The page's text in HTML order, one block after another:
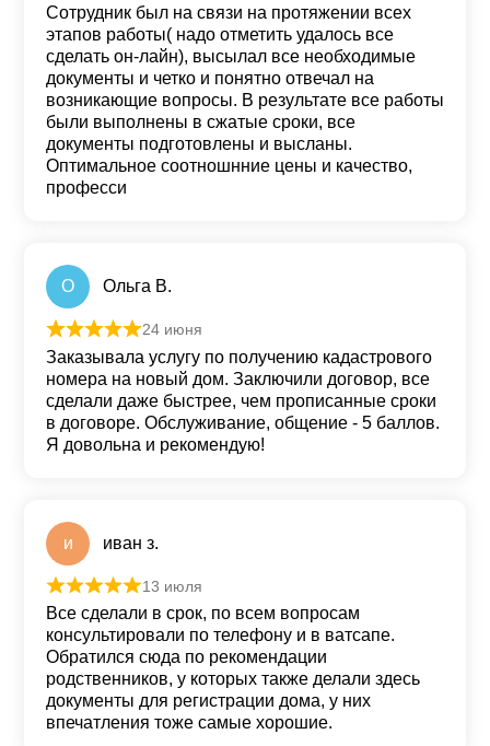
Сотрудник был на связи на протяжении всех
этапов работы( надо отметить удалось все
сделать он-лайн), высылал все необходимые
документы и четко и понятно отвечал на
возникающие вопросы. В результате все работы
были выполнены в сжатые сроки, все
документы подготовлены и высланы.
Оптимальное соотношнние цены и качество,
професси
О Ольга В.
Оценка
24 июня
Заказывала услугу по получению кадастрового
номера на новый дом. Заключили договор, все
сделали даже быстрее, чем прописанные сроки
в договоре. Обслуживание, общение - 5 баллов.
Я довольна и рекомендую!
и иван з.
Оценка5 из 5
13 июля
Все сделали в срок, по всем вопросам
консультировали по телефону и в ватсапе.
Обратился сюда по рекомендации
родственников, у которых также делали здесь
документы для регистрации дома, у них
впечатления тоже самые хорошие.